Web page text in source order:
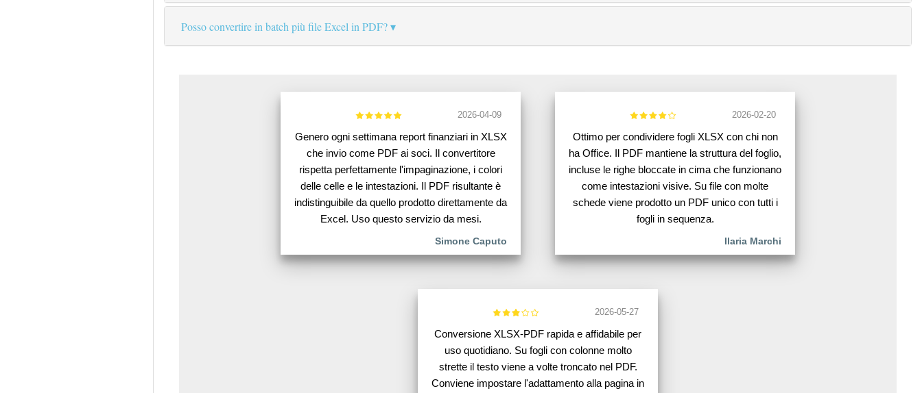
Posso convertire in batch più file Excel in PDF?
2026-04-09
Genero ogni settimana report finanziari in XLSX
che invio come PDF ai soci. Il convertitore
rispetta perfettamente l'impaginazione, i colori
delle celle e le intestazioni. Il PDF risultante è
indistinguibile da quello prodotto direttamente da
Excel. Uso questo servizio da mesi.
Simone Caputo
2026-02-20
Ottimo per condividere fogli XLSX con chi non
ha Office. Il PDF mantiene la struttura del foglio,
incluse le righe bloccate in cima che funzionano
come intestazioni visive. Su file con molte
schede viene prodotto un PDF unico con tutti i
fogli in sequenza.
Ilaria Marchi
2026-05-27
Conversione XLSX-PDF rapida e affidabile per
uso quotidiano. Su fogli con colonne molto
strette il testo viene a volte troncato nel PDF.
Conviene impostare l'adattamento alla pagina in